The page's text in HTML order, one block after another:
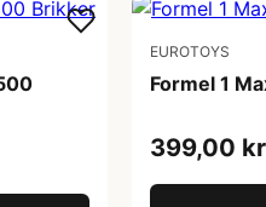
EUROTOYS
Formel 1
399,00 kr